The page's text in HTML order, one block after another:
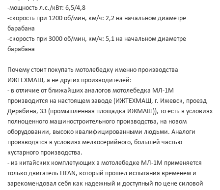
-мощность л.с./кВт: 6,5/4,8
-скорость при 1200 об/мин, км/ч: 2,2 на начальном диаметре
барабана
-скорость при 3000 об/мин, км/ч: 5,1 на начальном диаметре
барабана
Почему стоит покупать мотолебедку именно производства
ИЖТЕХМАШ, а не других производителей:
- в отличие от ближайших аналогов мотолебедка МЛ-1М
производится на настоящем заводе (ИЖТЕХМАШ, г. Ижевск, проезд
Дерябина, 33 (промышленная площадка ИЖМАШ)), то есть в условиях
полноценного машиностроительного производства, на новом
оборудовании, высоко квалифицированными людьми. Аналоги
производятся в условиях мелкосерийного, большей частью
кустарного производства.
- из китайских комплетующих в мотолебедке МЛ-1М применяется
только двигатель LIFAN, который прошел испытания временем и
зарекомендовал себя как надежный и доступный по цене силовой